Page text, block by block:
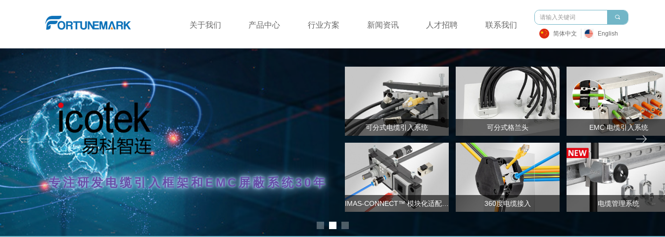
关于我们 产品中心 行业方案 新闻资讯 人才招聘 联系我们
끠
简体中文 English
可分式电缆引入系统 可分式格兰头 EMC 电缆引入系统
360度电缆接入 电缆管理系统
专注研发电缆引入框架和EMC屏蔽系统30年
ꂃ ꁹ